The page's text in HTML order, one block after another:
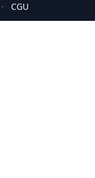
· CGU